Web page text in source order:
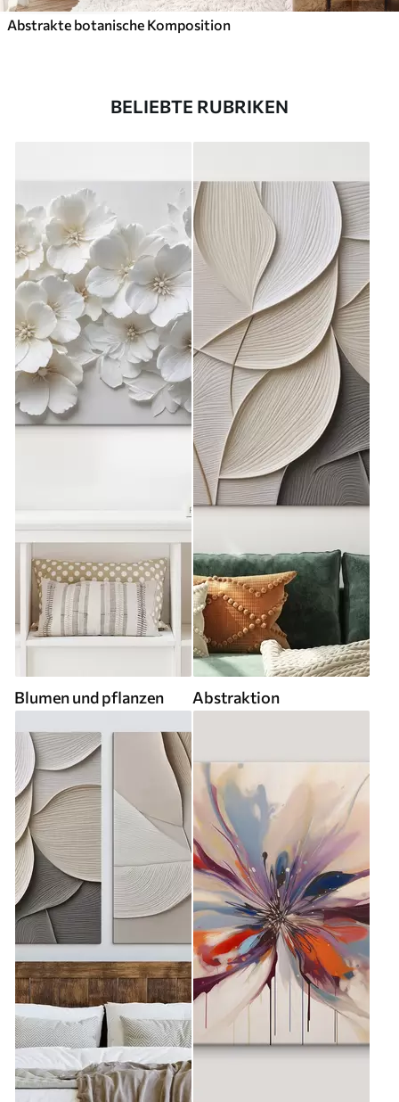
Abstrakte botanische Komposition
BELIEBTE RUBRIKEN
Blumen und pflanzen Abstraktion